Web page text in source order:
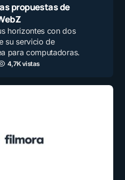
propuestas de
horizontes con dos
su servicio de
para computadoras.
4,7K vistas